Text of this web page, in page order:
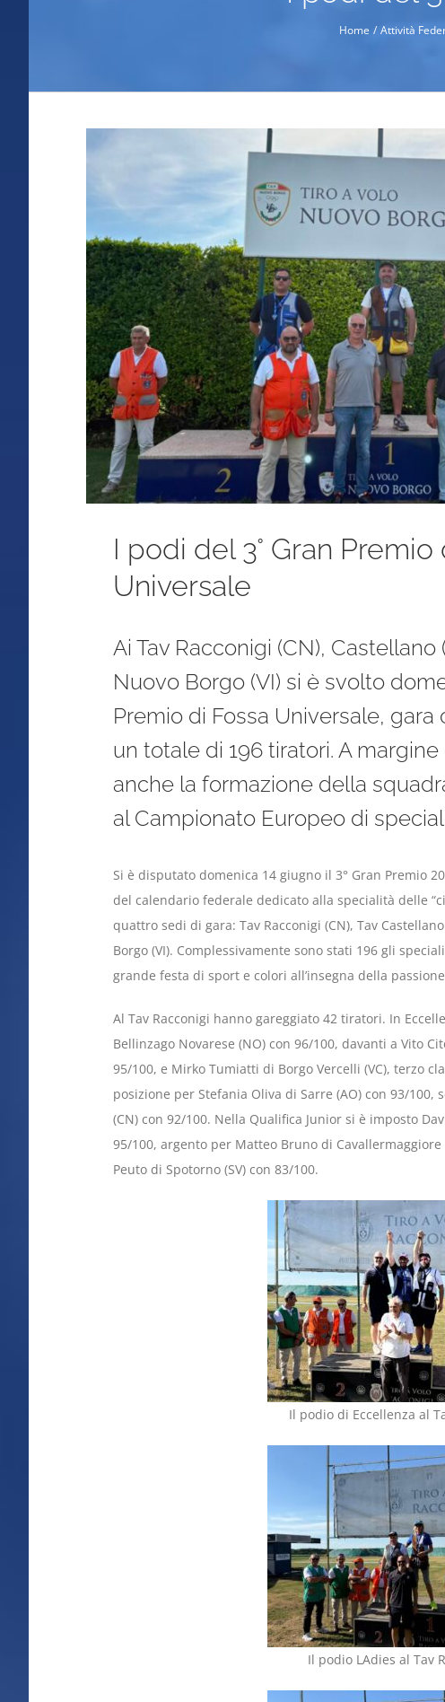
Home Attività
I podi del 3° Gran Premio
Universale
Ai Tav Racconigi (CN), Castellano
Nuovo Borgo (VI) si è svolto
Premio di Fossa Universale,
un totale di 196 tiratori. A
anche la formazione della
al Campionato Europeo di
Si è disputato domenica 14 giugno il 3° Gran Premio
del calendario federale dedicato alla specialità delle
quattro sedi di gara: Tav Racconigi (CN), Tav
Borgo (VI). Complessivamente sono stati 196 gli
grande festa di sport e colori all’insegna della
Al Tav Racconigi hanno gareggiato 42 tiratori. In
Bellinzago Novarese (NO) con 96/100, davanti a Vito
95/100, e Mirko Tumiatti di Borgo Vercelli (VC), terzo
posizione per Stefania Oliva di Sarre (AO) con 93/100,
(CN) con 92/100. Nella Qualifica Junior si è imposto
95/100, argento per Matteo Bruno di
Peuto di Spotorno (SV) con 83/100.
Il podio di Eccellenza al
Il podio LAdies al Tav